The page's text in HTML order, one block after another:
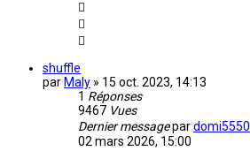
shuffle
par Maly » 15 oct. 2023, 14:13
1 Réponses
9467 Vues
Dernier messagepardomi5550
02 mars 2026, 15:00